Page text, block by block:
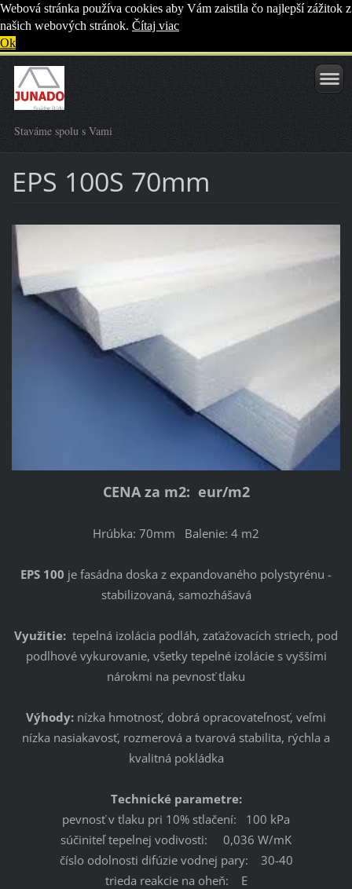
Webová stránka používa cookies aby Vám zaistila čo najlepší zážitok z
našich webových stránok. Čítaj viac
Ok
Staváme spolu s Vami
EPS 100S 70mm
CENA za m2: eur/m2
Hrúbka: 70mm Balenie: 4 m2
EPS 100 je fasádna doska z expandovaného polystyrénu -
stabilizovaná, samozhášavá
Využitie: tepelná izolácia podláh, zaťažovacích striech, pod
podlhové vykurovanie, všetky tepelné izolácie s vyššími
nárokmi na pevnosť tlaku
Výhody: nízka hmotnosť, dobrá opracovateľnosť, veľmi
nízka nasiakavosť, rozmerová a tvarová stabilita, rýchla a
kvalitná pokládka
Technické parametre:
pevnosť v tlaku pri 10% stlačení: 100 kPa
súčiniteľ tepelnej vodivosti: 0,036 W/mK
číslo odolnosti difúzie vodnej pary: 30-40
trieda reakcie na oheň: E